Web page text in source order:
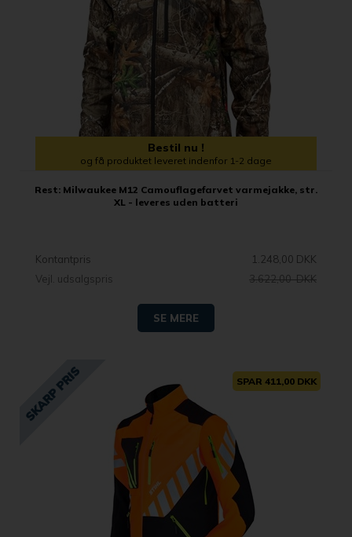
Bestil nu !
og få produktet leveret indenfor 1-2 dage
Rest: Milwaukee M12 Camouflagefarvet varmejakke, str.
XL - leveres uden batteri
Kontantpris
1.248,00 DKK
Vejl. udsalgspris
3.622,00 DKK
SE MERE
SPAR 411,00 DKK